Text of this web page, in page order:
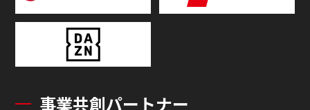
事業共創パートナー